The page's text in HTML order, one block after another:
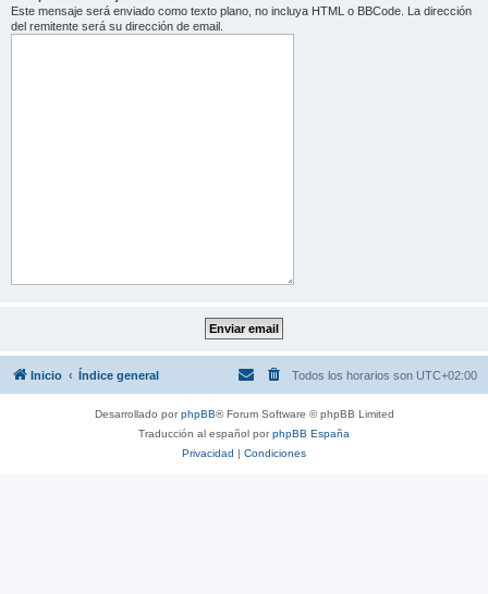
Este mensaje será enviado como texto plano, no incluya HTML o BBCode. La dirección
del remitente será su dirección de email.
Inicio Índice general Todos los horarios son UTC+02:00
Desarrollado porphpBB® Forum Software © phpBB Limited
Traducción al español porphpBB España
Privacidad | Condiciones